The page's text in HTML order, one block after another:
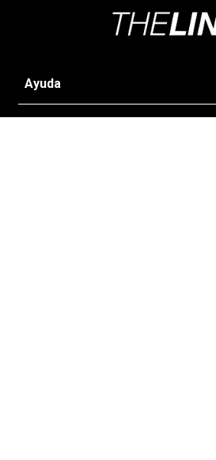
Ayuda
Preguntas frecuentes